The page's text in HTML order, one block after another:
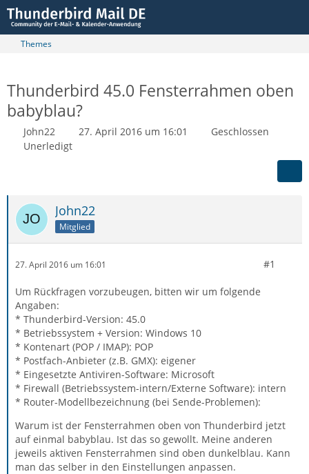
Themes
Thunderbird 45.0 Fensterrahmen oben
babyblau?
John22 27. April 2016 um 16:01
Geschlossen
Unerledigt
John22
Mitglied
27. April 2016 um 16:01 #1
Um Rückfragen vorzubeugen, bitten wir um folgende
Angaben:
* Thunderbird-Version: 45.0
* Betriebssystem + Version: Windows 10
* Kontenart (POP / IMAP): POP
* Postfach-Anbieter (z.B. GMX): eigener
* Eingesetzte Antiviren-Software: Microsoft
* Firewall (Betriebssystem-intern/Externe Software): intern
* Router-Modellbezeichnung (bei Sende-Problemen):
Warum ist der Fensterrahmen oben von Thunderbird jetzt
auf einmal babyblau. Ist das so gewollt. Meine anderen
jeweils aktiven Fensterrahmen sind oben dunkelblau. Kann
man das selber in den Einstellungen anpassen.